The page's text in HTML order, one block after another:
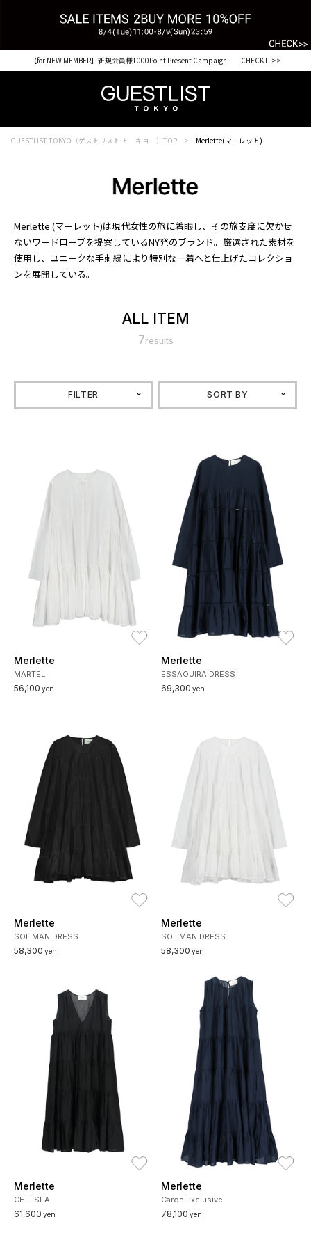
【for NEW MEMBER】新規会員様1000Point Present Campaign CHECK IT>>
GUESTLIST TOKYO（ゲストリスト トーキョー）TOP Merlette(マーレット)
Merlette (マーレット)は現代女性の旅に着眼し、その旅支度に欠かせ
ないワードローブを提案しているNY発のブランド。厳選された素材を
使用し、ユニークな手刺繍により特別な一着へと仕上げたコレクショ
ンを展開している。
ALL ITEM
7results
FILTER SORT BY
お気に入り
Merlette
MARTEL
56,100 yen
Merlette
ESSAOUIRA DRESS
69,300 yen
Merlette
SOLIMAN DRESS
58,300 yen
Merlette
SOLIMAN DRESS
58,300 yen
お気に入り
Merlette
CHELSEA
61,600 yen
Merlette
Caron Exclusive
78,100 yen